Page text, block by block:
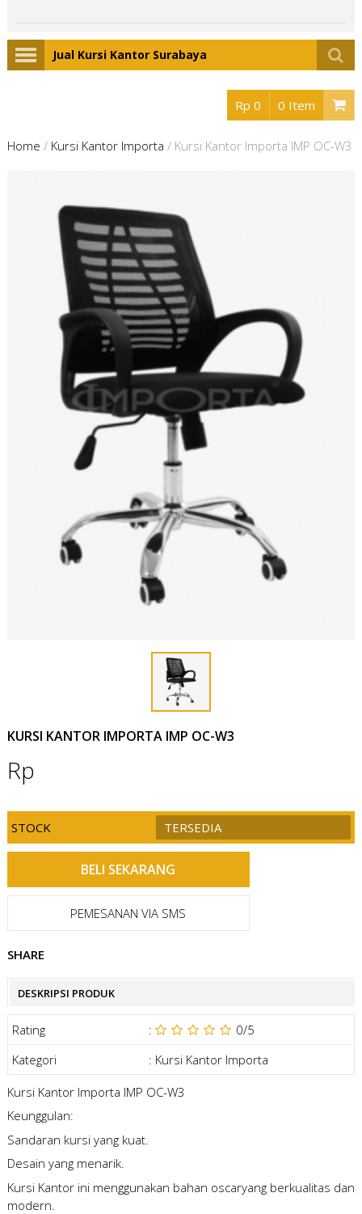
Jual Kursi Kantor Surabaya
Rp 0 0 Item
Home / Kursi Kantor Importa / Kursi Kantor Importa IMP OC-W3
KURSI KANTOR IMPORTA IMP OC-W3
Rp
STOCK TERSEDIA
PEMESANAN VIA SMS
SHARE
DESKRIPSI PRODUK
Rating : 0/5
Kategori
: Kursi Kantor Importa
Kursi Kantor Importa IMP OC-W3
Keunggulan:
Sandaran kursi yang kuat.
Desain yang menarik.
Kursi Kantor ini menggunakan bahan oscaryang berkualitas dan
modern.